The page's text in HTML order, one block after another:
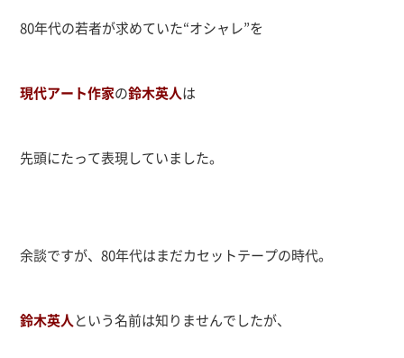
80年代の若者が求めていた“オシャレ”を
現代アート作家の鈴木英人は
先頭にたって表現していました。
余談ですが、80年代はまだカセットテープの時代。
鈴木英人という名前は知りませんでしたが、